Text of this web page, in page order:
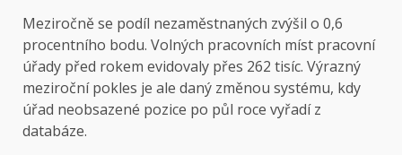
Meziročně se podíl nezaměstnaných zvýšil o 0,6
procentního bodu. Volných pracovních míst pracovní
úřady před rokem evidovaly přes 262 tisíc. Výrazný
meziroční pokles je ale daný změnou systému, kdy
úřad neobsazené pozice po půl roce vyřadí z
databáze.